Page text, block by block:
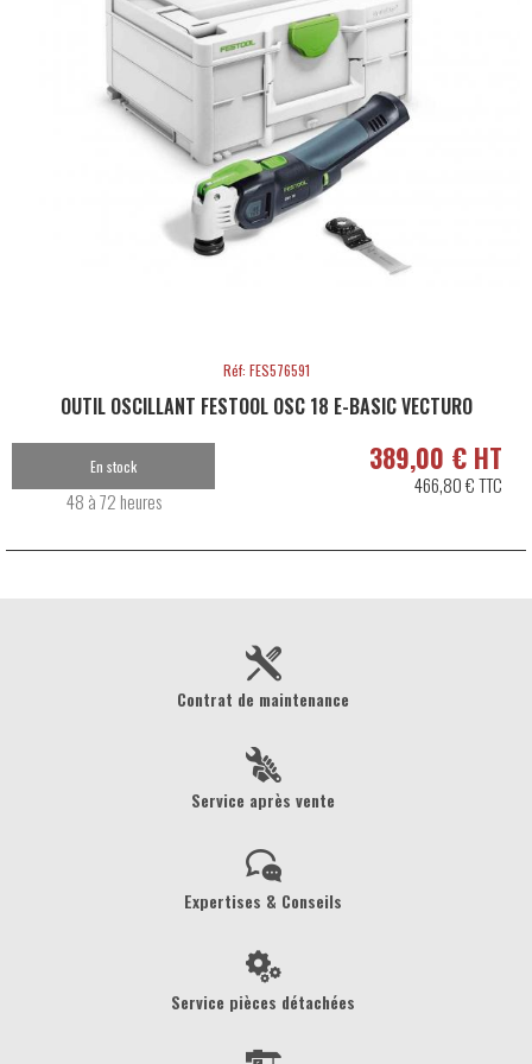
Réf: FES576591
OUTIL OSCILLANT FESTOOL OSC 18 E-BASIC VECTURO
389,00 € HT
466,80 € TTC
En stock
48 à 72 heures
Contrat de maintenance
Service après vente
Expertises & Conseils
Service pièces détachées